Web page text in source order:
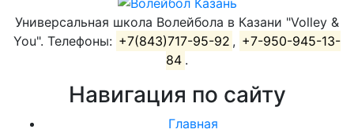
Универсальная школа Волейбола в Казани "Volley &
You". Телефоны: +7(843)717-95-92 , +7-950-945-13-
84 .
Навигация по сайту
Главная